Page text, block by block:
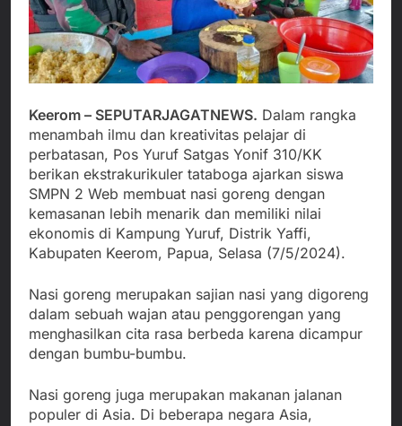
Edaran Disdik Jabar
Nasional TKBM: “Belum
Ada Keputusan Resmi”
Agustus 3, 2026
Menjalin Harmoni di
Tanah Sukaresmi: Kala
Mina Padi, P2L, dan
Gotong Royong
Desa
Agustus 3, 2026
Korban Tenggelam di
Ditemukan, Polisi
Pastikan Penanganan
Berjalan Sesuai
Prosedur
Agustus 3, 2026
Kapolresta Sumenep
Sambut Kedatangan
Korban Evakuasi KM
Mutiara Sentosa 2 di
Pelabuhan Kalianget
Agustus 3, 2026
Keerom – SEPUTARJAGATNEWS. Dalam rangka
menambah ilmu dan kreativitas pelajar di
perbatasan, Pos Yuruf Satgas Yonif 310/KK
berikan ekstrakurikuler tataboga ajarkan siswa
SMPN 2 Web membuat nasi goreng dengan
kemasanan lebih menarik dan memiliki nilai
ekonomis di Kampung Yuruf, Distrik Yaffi,
Kabupaten Keerom, Papua, Selasa (7/5/2024).
Nasi goreng merupakan sajian nasi yang digoreng
dalam sebuah wajan atau penggorengan yang
menghasilkan cita rasa berbeda karena dicampur
dengan bumbu-bumbu.
Nasi goreng juga merupakan makanan jalanan
populer di Asia. Di beberapa negara Asia,